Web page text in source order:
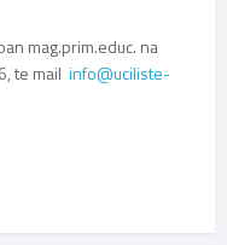
mag.prim.educ. na
te mail info@uciliste-